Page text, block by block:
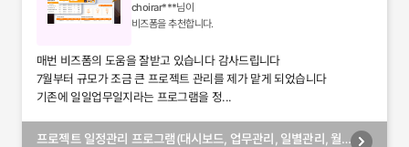
choirar***님이
비즈폼을 추천합니다.
매번 비즈폼의 도움을 잘받고 있습니다 감사드립니다
7월부터 규모가 조금 큰 프로젝트 관리를 제가 맡게 되었습니다
기존에 일일업무일지라는 프로그램을 정...
프로젝트 일정관리 프로그램(대시보드, 업무관리, 일별관리, 월